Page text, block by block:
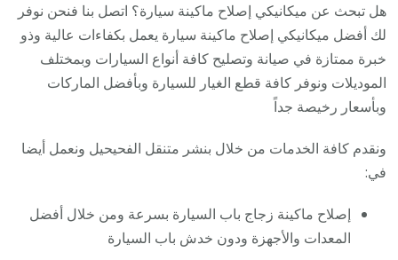
هل تبحث عن ميكانيكي إصلاح ماكينة سيارة؟ اتصل بنا فنحن نوفر
لك أفضل ميكانيكي إصلاح ماكينة سيارة يعمل بكفاءات عالية وذو
خبرة ممتازة في صيانة وتصليح كافة أنواع السيارات وبمختلف
الموديلات ونوفر كافة قطع الغيار للسيارة وبأفضل الماركات
وبأسعار رخيصة جداً
ونقدم كافة الخدمات من خلال بنشر متنقل الفحيحيل ونعمل أيضا
في:
إصلاح ماكينة زجاج باب السيارة بسرعة ومن خلال أفضل
المعدات والأجهزة ودون خدش باب السيارة